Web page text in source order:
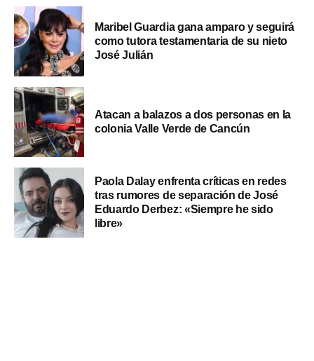
Maribel Guardia gana amparo y seguirá
como tutora testamentaria de su nieto
José Julián
Atacan a balazos a dos personas en la
colonia Valle Verde de Cancún
Paola Dalay enfrenta críticas en redes
tras rumores de separación de José
Eduardo Derbez: «Siempre he sido
libre»